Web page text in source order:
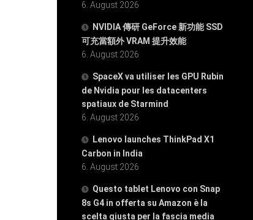
6. August 2026
NVIDIA 傳研 GeForce 新功能 SSD
可充當額外 VRAM 提升效能
6. August 2026
SpaceX va utiliser les GPU Rubin
de Nvidia pour les datacenters
spatiaux de Starmind
6. August 2026
Lenovo launches ThinkPad X1
Carbon in India
6. August 2026
Questo tablet Lenovo con Snap
8s G4 in offerta su Amazon è la
scelta giusta per la fascia media